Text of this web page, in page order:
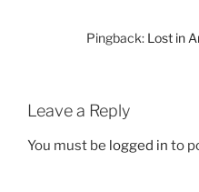
Pingback: Lost in
Leave a Reply
You must be logged in to